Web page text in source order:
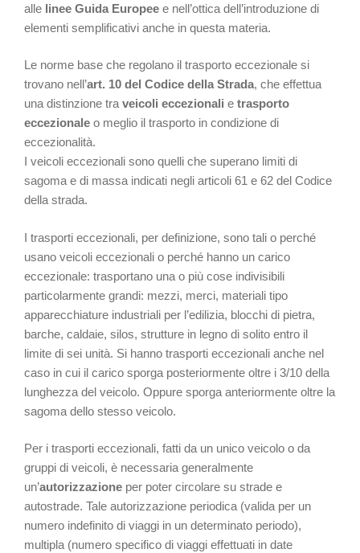
alle linee Guida Europee e nell’ottica dell’introduzione di
elementi semplificativi anche in questa materia.
Le norme base che regolano il trasporto eccezionale si
trovano nell’art. 10 del Codice della Strada, che effettua
una distinzione tra veicoli eccezionali e trasporto
eccezionale o meglio il trasporto in condizione di
eccezionalità.
I veicoli eccezionali sono quelli che superano limiti di
sagoma e di massa indicati negli articoli 61 e 62 del Codice
della strada.
I trasporti eccezionali, per definizione, sono tali o perché
usano veicoli eccezionali o perché hanno un carico
eccezionale: trasportano una o più cose indivisibili
particolarmente grandi: mezzi, merci, materiali tipo
apparecchiature industriali per l’edilizia, blocchi di pietra,
barche, caldaie, silos, strutture in legno di solito entro il
limite di sei unità. Si hanno trasporti eccezionali anche nel
caso in cui il carico sporga posteriormente oltre i 3/10 della
lunghezza del veicolo. Oppure sporga anteriormente oltre la
sagoma dello stesso veicolo.
Per i trasporti eccezionali, fatti da un unico veicolo o da
gruppi di veicoli, è necessaria generalmente
un’autorizzazione per poter circolare su strade e
autostrade. Tale autorizzazione periodica (valida per un
numero indefinito di viaggi in un determinato periodo),
multipla (numero specifico di viaggi effettuati in date